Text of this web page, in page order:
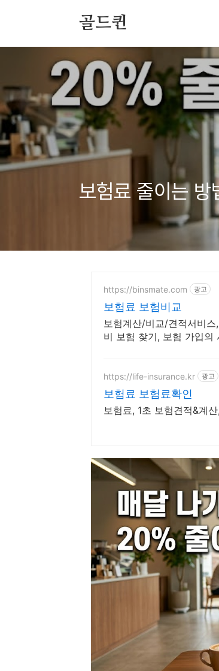
골드퀸
보험료 줄이는
https://binsmate.com 광고
보험료 보험비교
보험계산/비교/견적서비
비 보험 찾기, 보험 가입의
https://life-insurance.kr 광고
보험료 보험료확인
보험료, 1초 보험견적&계